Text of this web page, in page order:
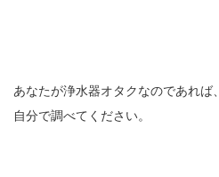
あなたが浄水器オタクなのであれば、
自分で調べてください。